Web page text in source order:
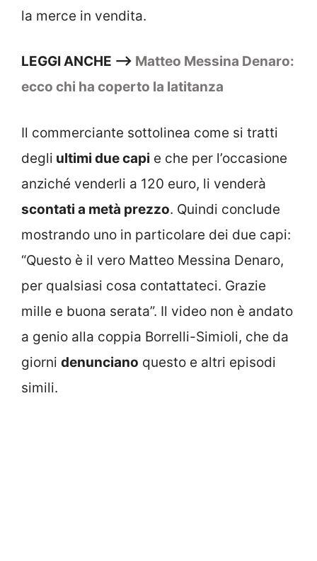
la merce in vendita.
LEGGI ANCHE –> Matteo Messina Denaro:
ecco chi ha coperto la latitanza
Il commerciante sottolinea come si tratti
degli ultimi due capi e che per l’occasione
anziché venderli a 120 euro, li venderà
scontati a metà prezzo. Quindi conclude
mostrando uno in particolare dei due capi:
“Questo è il vero Matteo Messina Denaro,
per qualsiasi cosa contattateci. Grazie
mille e buona serata”. Il video non è andato
a genio alla coppia Borrelli-Simioli, che da
giorni denunciano questo e altri episodi
simili.